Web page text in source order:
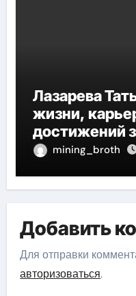
Лазарева
жизни,
достижений
актрисы,
mining_broth
Добавить
Для отправки
авторизоваться.